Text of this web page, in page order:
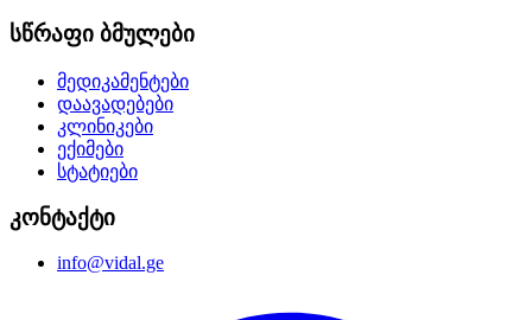
სწრაფი ბმულები
მედიკამენტები
დაავადებები
კლინიკები
ექიმები
სტატიები
კონტაქტი
info@vidal.ge